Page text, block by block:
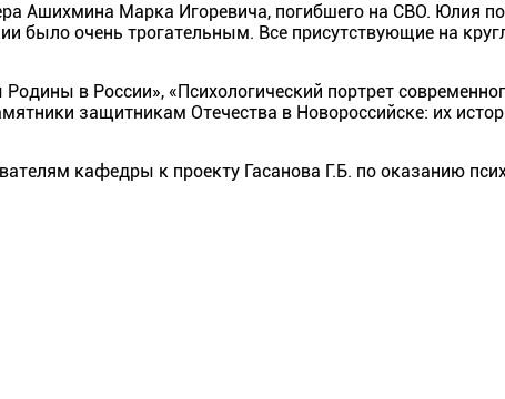
Ашихмина Марка Игоревича, погибшего на СВО. Юлия
было очень трогательным. Все присутствующие на
в России», «Психологический портрет
защитникам Отечества в Новороссийске: их
кафедры к проекту Гасанова Г.Б. по оказанию